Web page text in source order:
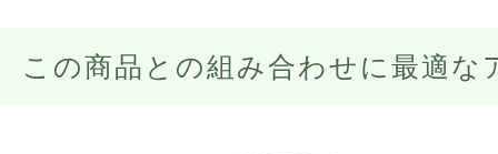
この商品との組み合わせに最適な